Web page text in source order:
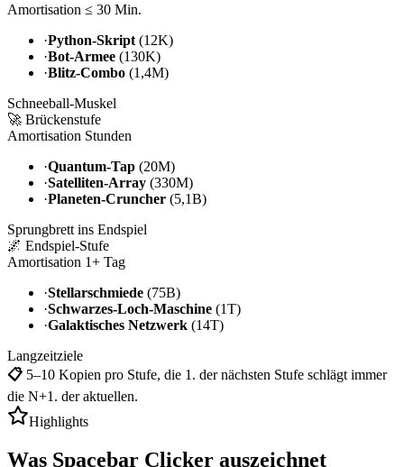
Amortisation ≤ 30 Min.
·Python-Skript (12K)
·Bot-Armee (130K)
·Blitz-Combo (1,4M)
Schneeball-Muskel
🚀 Brückenstufe
Amortisation Stunden
·Quantum-Tap (20M)
·Satelliten-Array (330M)
·Planeten-Cruncher (5,1B)
Sprungbrett ins Endspiel
🌌 Endspiel-Stufe
Amortisation 1+ Tag
·Stellarschmiede (75B)
·Schwarzes-Loch-Maschine (1T)
·Galaktisches Netzwerk (14T)
Langzeitziele
📋 5–10 Kopien pro Stufe, die 1. der nächsten Stufe schlägt immer
die N+1. der aktuellen.
Highlights
Was Spacebar Clicker auszeichnet